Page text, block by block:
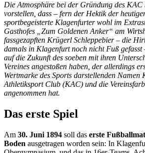
Die Atmosphäre bei der Gründung des KAC
vorstellen, dass – fern der Hektik der
sportbegeisterte Klagenfurter wohl im
Gasthofes „Zum Goldenen Anker“ am
fassgezapften Krügerl Schleppebier – die
damals in Klagenfurt noch nicht Fuß gefasst
auf die Zukunft des soeben mit ihren
Vereines angestoßen haben, der allerdings
Wertmarke des Sports darstellenden Namen
Athletiksport Club (KAC) und die
angenommen hat.
Das erste Spiel
Am 30. Juni 1894 soll das erste
Boden ausgetragen worden sein: In